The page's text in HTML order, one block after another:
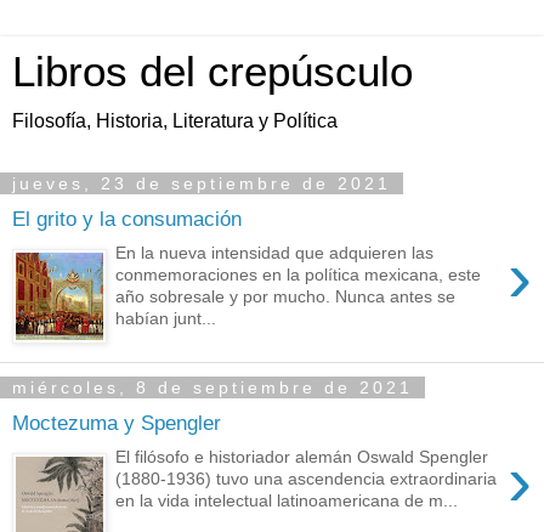
Libros del crepúsculo
Filosofía, Historia, Literatura y Política
jueves, 23 de septiembre de 2021
El grito y la consumación
›
En la nueva intensidad que adquieren las
conmemoraciones en la política mexicana, este
año sobresale y por mucho. Nunca antes se
habían junt...
miércoles, 8 de septiembre de 2021
Moctezuma y Spengler
›
El filósofo e historiador alemán Oswald Spengler
(1880-1936) tuvo una ascendencia extraordinaria
en la vida intelectual latinoamericana de m...